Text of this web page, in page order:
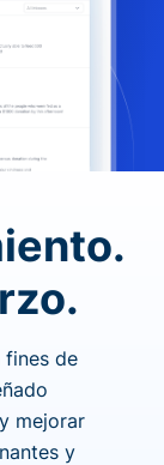
fines de
mejorar
y